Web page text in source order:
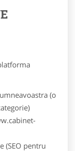
(o
(SEO pentru